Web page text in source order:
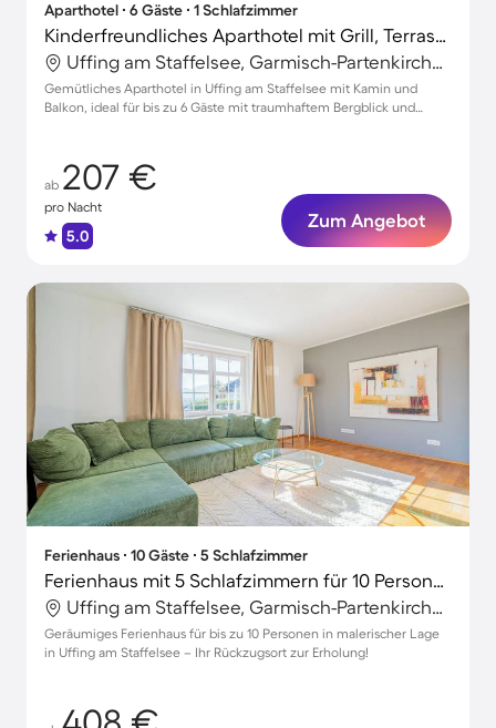
Aparthotel ∙ 6 Gäste ∙ 1 Schlafzimmer
Kinderfreundliches Aparthotel mit Grill, Terrasse und Garten | Bergblick | Perfekt für die Arbeit von Zuhause
Uffing am Staffelsee, Garmisch-Partenkirchen, Deutschland
Gemütliches Aparthotel in Uffing am Staffelsee mit Kamin und
Balkon, ideal für bis zu 6 Gäste mit traumhaftem Bergblick und
ab 207 €
pro Nacht
5.0
Zum Angebot
Ferienhaus ∙ 10 Gäste ∙ 5 Schlafzimmer
Ferienhaus mit 5 Schlafzimmern für 10 Personen
Uffing am Staffelsee, Garmisch-Partenkirchen, Deutschland
Geräumiges Ferienhaus für bis zu 10 Personen in malerischer Lage
in Uffing am Staffelsee – Ihr Rückzugsort zur Erholung!